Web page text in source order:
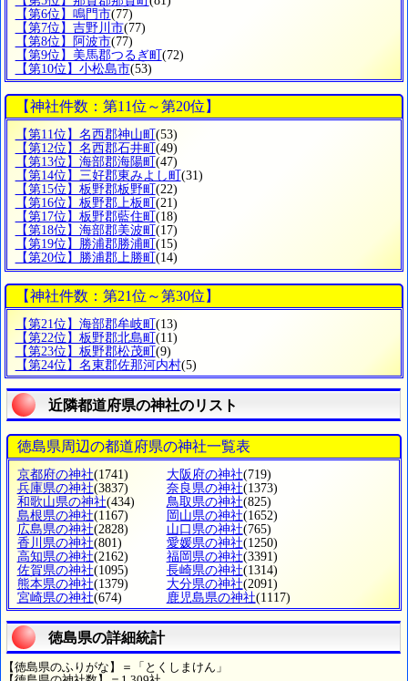
【第6位】鳴門市(77)
【第7位】吉野川市(77)
【第8位】阿波市(77)
【第9位】美馬郡つるぎ町(72)
【第10位】小松島市(53)
【神社件数：第11位～第20位】
【第11位】名西郡神山町 (53)
【第12位】名西郡石井町 (49)
【第13位】海部郡海陽町 (47)
【第14位】三好郡東みよし町 (31)
【第15位】板野郡板野町 (22)
【第16位】板野郡上板町 (21)
【第17位】板野郡藍住町 (18)
【第18位】海部郡美波町 (17)
【第19位】勝浦郡勝浦町 (15)
【第20位】勝浦郡上勝町 (14)
【神社件数：第21位～第30位】
【第21位】海部郡牟岐町 (13)
【第22位】板野郡北島町 (11)
【第23位】板野郡松茂町 (9)
【第24位】名東郡佐那河内村(5)
近隣都道府県の神社のリスト
徳島県周辺の都道府県の神社一覧表
京都府の神社(1741) 大阪府の神社(719)
兵庫県の神社(3837) 奈良県の神社(1373)
和歌山県の神社(434) 鳥取県の神社(825)
島根県の神社(1167) 岡山県の神社(1652)
広島県の神社(2828) 山口県の神社(765)
香川県の神社(801) 愛媛県の神社(1250)
高知県の神社(2162) 福岡県の神社(3391)
佐賀県の神社(1095) 長崎県の神社(1314)
熊本県の神社(1379) 大分県の神社(2091)
宮崎県の神社(674) 鹿児島県の神社(1117)
徳島県の詳細統計
【徳島県のふりがな】＝「とくしまけん」